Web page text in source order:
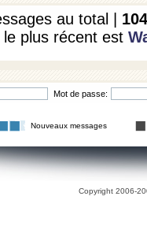
au total | 104
plus récent est
Mot de passe:
Nouveaux messages
Copyright 2006-